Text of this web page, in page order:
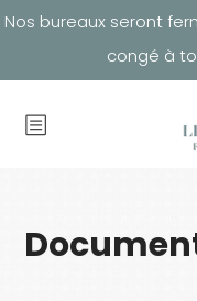
Nos bureaux seront
congé à